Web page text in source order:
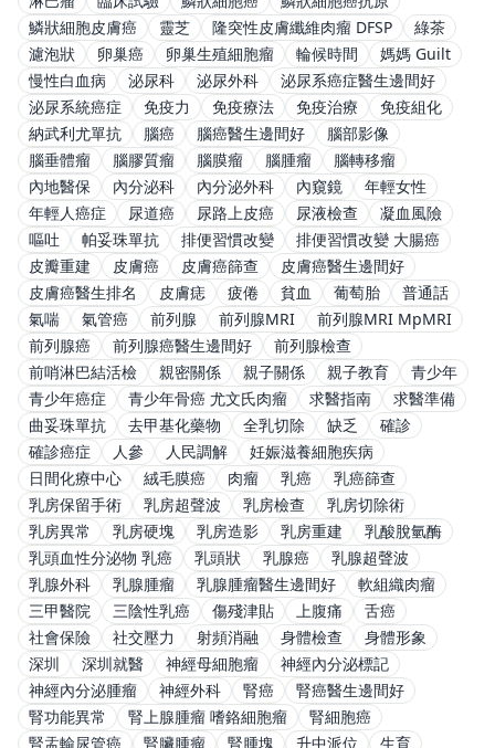
鱗狀細胞皮膚癌
靈芝 隆突性皮膚纖維肉瘤 DFSP
綠茶
濾泡狀
卵巢癌 卵巢生殖細胞瘤 輪候時間
媽媽 Guilt
慢性白血病
泌尿科 泌尿外科
泌尿系癌症醫生邊間好
泌尿系統癌症
免疫力 免疫療法 免疫治療
免疫組化
納武利尤單抗
腦癌 腦癌醫生邊間好
腦部影像
腦垂體瘤
腦膠質瘤 腦膜瘤 腦腫瘤
腦轉移瘤
內地醫保
內分泌科 內分泌外科 內窺鏡
年輕女性
年輕人癌症
尿道癌 尿路上皮癌 尿液檢查
凝血風險
嘔吐
帕妥珠單抗 排便習慣改變
排便習慣改變 大腸癌
皮瓣重建
皮膚癌 皮膚癌篩查
皮膚癌醫生邊間好
皮膚癌醫生排名
皮膚痣 疲倦 貧血 葡萄胎
普通話
氣喘
氣管癌 前列腺 前列腺MRI
前列腺MRI MpMRI
前列腺癌
前列腺癌醫生邊間好
前列腺檢查
前哨淋巴結活檢
親密關係 親子關係 親子教育
青少年
青少年癌症
青少年骨癌 尤文氏肉瘤 求醫指南
求醫準備
曲妥珠單抗
去甲基化藥物 全乳切除 缺乏
確診
確診癌症
人參 人民調解
妊娠滋養細胞疾病
日間化療中心
絨毛膜癌 肉瘤 乳癌
乳癌篩查
乳房保留手術
乳房超聲波 乳房檢查
乳房切除術
乳房異常
乳房硬塊 乳房造影 乳房重建
乳酸脫氫酶
乳頭血性分泌物 乳癌
乳頭狀 乳腺癌
乳腺超聲波
乳腺外科
乳腺腫瘤 乳腺腫瘤醫生邊間好
軟組織肉瘤
三甲醫院
三陰性乳癌 傷殘津貼 上腹痛
舌癌
社會保險
社交壓力 射頻消融 身體檢查
身體形象
深圳
深圳就醫 神經母細胞瘤
神經內分泌標記
神經內分泌腫瘤
神經外科 腎癌
腎癌醫生邊間好
腎功能異常
腎上腺腫瘤 嗜鉻細胞瘤
腎細胞癌
腎盂輸尿管癌
腎臟腫瘤 腎腫塊 升中派位 生育